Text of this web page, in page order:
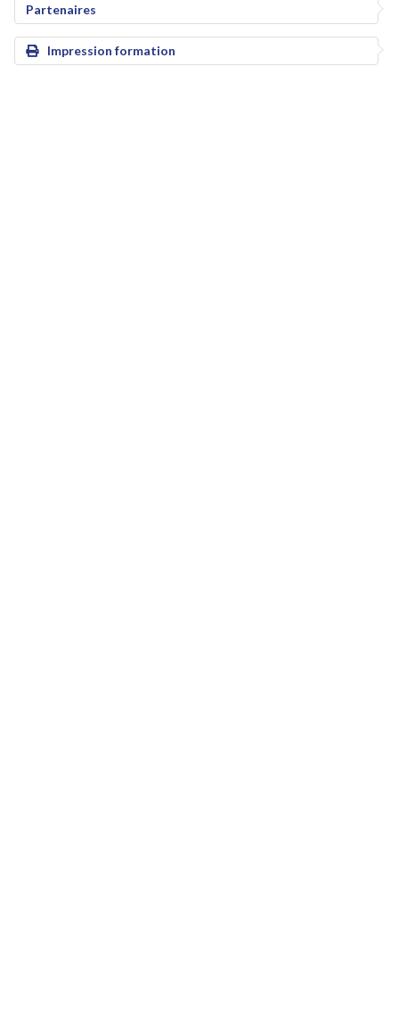
Partenaires
Impression formation